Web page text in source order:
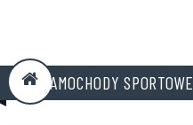
SAMOCHODY SPORTOWE